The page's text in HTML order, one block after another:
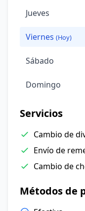
Jueves
Viernes (Hoy)
Sábado
Domingo
Servicios
Cambio de
Envío de
Cambio de
Métodos de